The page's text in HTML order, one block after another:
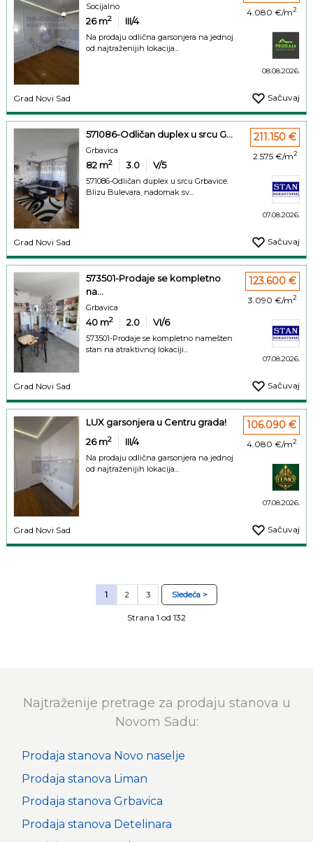
Socijalno
26m2 III/4
Na prodaju odlična garsonjera na jednoj
od najtraženijih lokacija...
4.080 €/m2
08.08.2026.
Grad Novi Sad Sačuvaj
571086-Odličan duplex u srcu G...
Grbavica
82 m2 3.0 V/5
571086-Odličan duplex u srcu Grbavice.
Blizu Bulevara, nadomak sv...
211.150 €
2.575 €/m2
07.08.2026.
Grad Novi Sad Sačuvaj
573501-Prodaje se kompletno
na...
Grbavica
40 m2 2.0 VI/6
573501-Prodaje se kompletno namešten
stan na atraktivnoj lokaciji...
123.600 €
3.090 €/m2
07.08.2026.
Grad Novi Sad Sačuvaj
LUX garsonjera u Centru grada!
26m2 III/4
Na prodaju odlična garsonjera na jednoj
od najtraženijih lokacija...
106.090 €
4.080 €/m2
07.08.2026.
Grad Novi Sad Sačuvaj
1 2 3 Sledeća >
Strana 1 od 132
Najtraženije pretrage za prodaju stanova u
Novom Sadu:
Prodaja stanova Novo naselje
Prodaja stanova Liman
Prodaja stanova Grbavica
Prodaja stanova Detelinara